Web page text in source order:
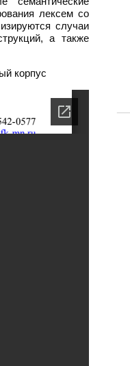
лексем со
случаи
а также
корпус